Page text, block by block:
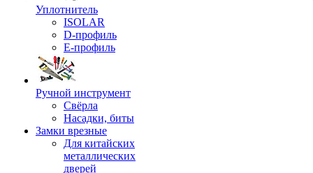
Уплотнитель
ISOLAR
D-профиль
Е-профиль
Ручной инструмент
Свёрла
Насадки, биты
Замки врезные
Для китайских
металлических
дверей